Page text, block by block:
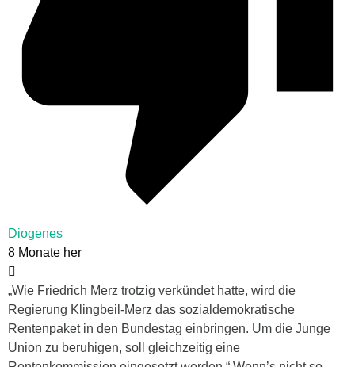
Diogenes
8 Monate her
„Wie Friedrich Merz trotzig verkündet hatte, wird die
Regierung Klingbeil-Merz das sozialdemokratische
Rentenpaket in den Bundestag einbringen. Um die Junge
Union zu beruhigen, soll gleichzeitig eine